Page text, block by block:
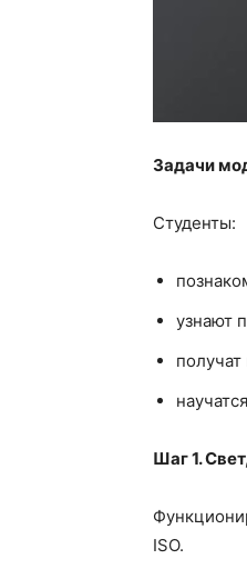
Задачи
Студенты:
узнают
Шаг 1.
ISO.